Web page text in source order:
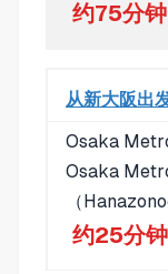
约75分钟
从新大阪出
Osaka
Osaka
（
约25分钟